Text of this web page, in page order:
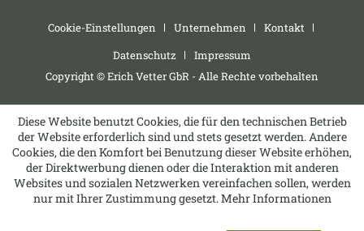
Cookie-Einstellungen Unternehmen
Kontakt
Datenschutz
Impressum
Copyright © Erich Vetter GbR - Alle Rechte vorbehalten
Diese Website benutzt Cookies, die für den technischen Betrieb
der Website erforderlich sind und stets gesetzt werden. Andere
Cookies, die den Komfort bei Benutzung dieser Website erhöhen,
der Direktwerbung dienen oder die Interaktion mit anderen
Websites und sozialen Netzwerken vereinfachen sollen, werden
nur mit Ihrer Zustimmung gesetzt.Mehr Informationen